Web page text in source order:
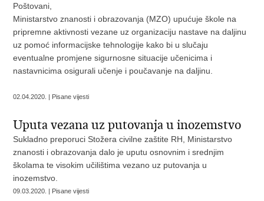
Poštovani,
Ministarstvo znanosti i obrazovanja (MZO) upućuje škole na
pripremne aktivnosti vezane uz organizaciju nastave na daljinu
uz pomoć informacijske tehnologije kako bi u slučaju
eventualne promjene sigurnosne situacije učenicima i
nastavnicima osigurali učenje i poučavanje na daljinu.
02.04.2020. | Pisane vijesti
Uputa vezana uz putovanja u inozemstvo
Sukladno preporuci Stožera civilne zaštite RH, Ministarstvo
znanosti i obrazovanja dalo je uputu osnovnim i srednjim
školama te visokim učilištima vezano uz putovanja u
inozemstvo.
09.03.2020. | Pisane vijesti